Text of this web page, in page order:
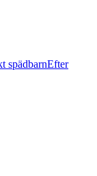
spädbarnEfter